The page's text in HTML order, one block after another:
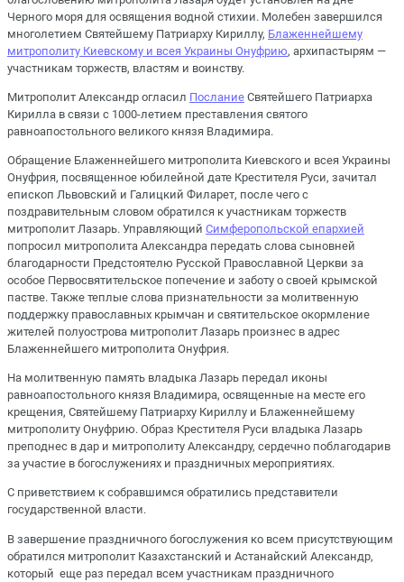
Черного моря для освящения водной стихии. Молебен завершился
многолетием Святейшему Патриарху Кириллу, Блаженнейшему
митрополиту Киевскому и всея Украины Онуфрию, архипастырям —
участникам торжеств, властям и воинству.
Митрополит Александр огласил Послание Святейшего Патриарха
Кирилла в связи с 1000-летием преставления святого
равноапостольного великого князя Владимира.
Обращение Блаженнейшего митрополита Киевского и всея Украины
Онуфрия, посвященное юбилейной дате Крестителя Руси, зачитал
епископ Львовский и Галицкий Филарет, после чего с
поздравительным словом обратился к участникам торжеств
митрополит Лазарь. Управляющий Симферопольской епархией
попросил митрополита Александра передать слова сыновней
благодарности Предстоятелю Русской Православной Церкви за
особое Первосвятительское попечение и заботу о своей крымской
пастве. Также теплые слова признательности за молитвенную
поддержку православных крымчан и святительское окормление
жителей полуострова митрополит Лазарь произнес в адрес
Блаженнейшего митрополита Онуфрия.
На молитвенную память владыка Лазарь передал иконы
равноапостольного князя Владимира, освященные на месте его
крещения, Святейшему Патриарху Кириллу и Блаженнейшему
митрополиту Онуфрию. Образ Крестителя Руси владыка Лазарь
преподнес в дар и митрополиту Александру, сердечно поблагодарив
за участие в богослужениях и праздничных мероприятиях.
С приветствием к собравшимся обратились представители
государственной власти.
В завершение праздничного богослужения ко всем присутствующим
обратился митрополит Казахстанский и Астанайский Александр,
который еще раз передал всем участникам праздничного